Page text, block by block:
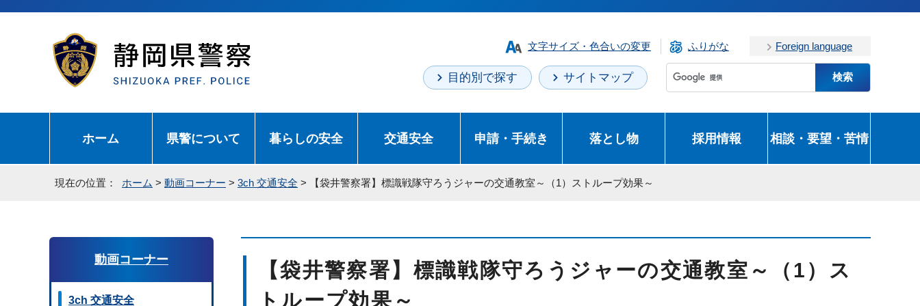
文字サイズ・色合いの変更 ふりがな Foreign language
目的別で探す サイトマップ
ホーム 県警について 暮らしの安全 交通安全 申請・手続き 落とし物 採用情報 相談・要望・苦情
現在の位置： ホーム > 動画コーナー > 3ch 交通安全 > 【袋井警察署】標識戦隊守ろうジャーの交通教室～（1）ストループ効果～
【袋井警察署】標識戦隊守ろうジャーの交通教室～（1）ス
トループ効果～
動画コーナー
3ch 交通安全